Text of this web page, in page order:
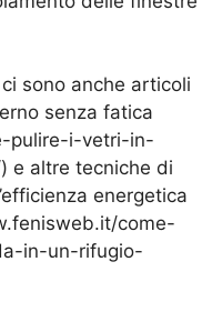
sono anche articoli
senza fatica
pulire-i-vetri-in-
) e altre tecniche di
energetica
come-
in-un-rifugio-